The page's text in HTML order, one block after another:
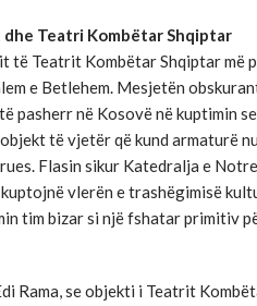
Teatri Kombëtar Shqiptar
të Teatrit Kombëtar Shqiptar më
e Betlehem. Mesjetën
pasherr në Kosovë në kuptimin
të vjetër që kund armaturë
Flasin sikur Katedralja e
vlerën e trashëgimisë
tim bizar si një fshatar primitiv
Rama, se objekti i Teatrit